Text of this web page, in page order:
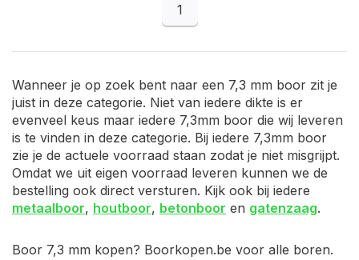
1
Wanneer je op zoek bent naar een 7,3 mm boor zit je
juist in deze categorie. Niet van iedere dikte is er
evenveel keus maar iedere 7,3mm boor die wij leveren
is te vinden in deze categorie. Bij iedere 7,3mm boor
zie je de actuele voorraad staan zodat je niet misgrijpt.
Omdat we uit eigen voorraad leveren kunnen we de
bestelling ook direct versturen. Kijk ook bij iedere
metaalboor, houtboor, betonboor en gatenzaag.
Boor 7,3 mm kopen? Boorkopen.be voor alle boren.